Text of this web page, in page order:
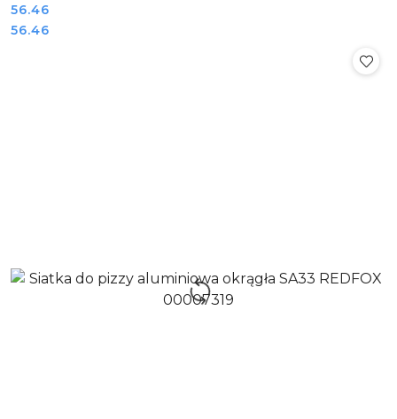
Cena:
56.46
Cena:
56.46